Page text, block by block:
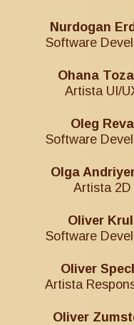
Nurdogan
Software
Ohana
Artista UI/
Oleg Reva
Software
Olga
Artista 2D
Oliver
Software
Oliver
Artista
Oliver